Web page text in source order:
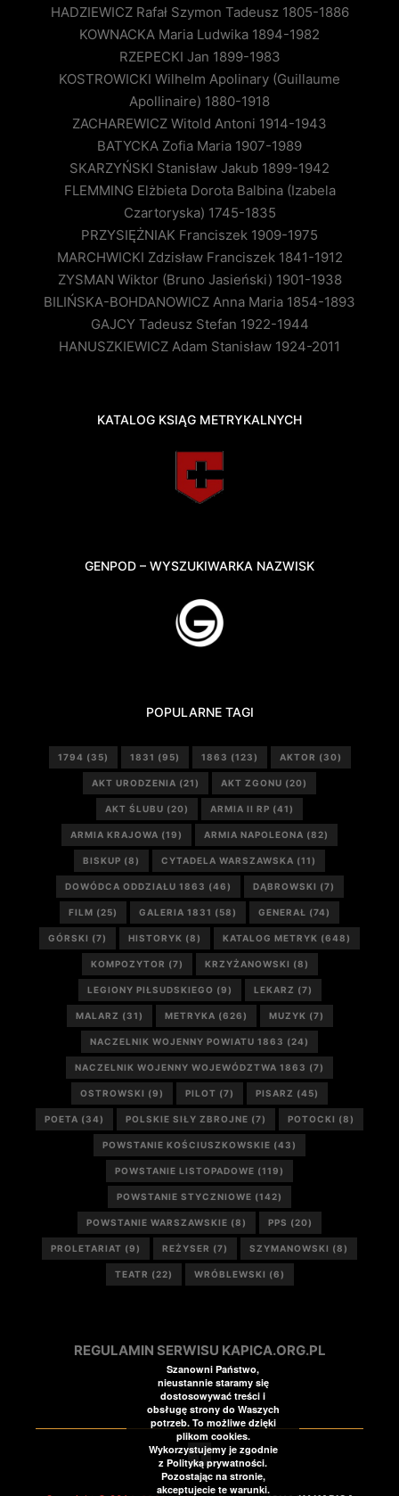
HADZIEWICZ Rafał Szymon Tadeusz 1805-1886
KOWNACKA Maria Ludwika 1894-1982
RZEPECKI Jan 1899-1983
KOSTROWICKI Wilhelm Apolinary (Guillaume
Apollinaire) 1880-1918
ZACHAREWICZ Witold Antoni 1914-1943
BATYCKA Zofia Maria 1907-1989
SKARZYŃSKI Stanisław Jakub 1899-1942
FLEMMING Elżbieta Dorota Balbina (Izabela
Czartoryska) 1745-1835
PRZYSIĘŻNIAK Franciszek 1909-1975
MARCHWICKI Zdzisław Franciszek 1841-1912
ZYSMAN Wiktor (Bruno Jasieński) 1901-1938
BILIŃSKA-BOHDANOWICZ Anna Maria 1854-1893
GAJCY Tadeusz Stefan 1922-1944
HANUSZKIEWICZ Adam Stanisław 1924-2011
KATALOG KSIĄG METRYKALNYCH
GENPOD – WYSZUKIWARKA NAZWISK
POPULARNE TAGI
1794 (35) 1831 (95) 1863 (123) AKTOR (30)
AKT URODZENIA (21) AKT ZGONU (20)
AKT ŚLUBU (20) ARMIA II RP (41)
ARMIA KRAJOWA (19) ARMIA NAPOLEONA (82)
BISKUP (8) CYTADELA WARSZAWSKA (11)
DOWÓDCA ODDZIAŁU 1863 (46) DĄBROWSKI (7)
FILM (25) GALERIA 1831 (58) GENERAŁ (74)
GÓRSKI (7) HISTORYK (8) KATALOG METRYK (648)
KOMPOZYTOR (7) KRZYŻANOWSKI (8)
LEGIONY PIŁSUDSKIEGO (9) LEKARZ (7)
MALARZ (31) METRYKA (626) MUZYK (7)
NACZELNIK WOJENNY POWIATU 1863 (24)
NACZELNIK WOJENNY WOJEWÓDZTWA 1863 (7)
OSTROWSKI (9) PILOT (7) PISARZ (45)
POETA (34) POLSKIE SIŁY ZBROJNE (7) POTOCKI (8)
POWSTANIE KOŚCIUSZKOWSKIE (43)
POWSTANIE LISTOPADOWE (119)
POWSTANIE STYCZNIOWE (142)
POWSTANIE WARSZAWSKIE (8) PPS (20)
PROLETARIAT (9) REŻYSER (7) SZYMANOWSKI (8)
TEATR (22) WRÓBLEWSKI (6)
REGULAMIN SERWISU KAPICA.ORG.PL
Szanowni Państwo,
nieustannie staramy się
dostosowywać treści i
obsługę strony do Waszych
potrzeb. To możliwe dzięki
plikom cookies.
Wykorzystujemy je zgodnie
z Polityką prywatności.
Pozostając na stronie,
akceptujecie te warunki.